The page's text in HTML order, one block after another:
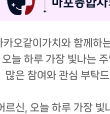
카오같이가치와 함께하
늘 하루 가장 빛나는
많은 참여와 관심 부탁
르신, 오늘 하루 가장 빛